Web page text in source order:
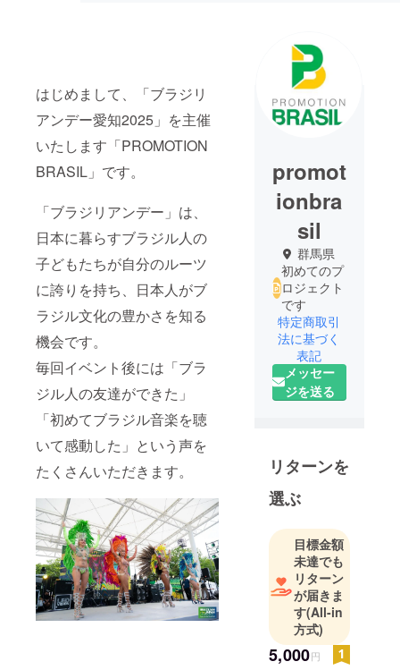
はじめまして、「ブラジリ
アンデー愛知2025」を主催
いたします「PROMOTION
BRASIL」です。
「ブラジリアンデー」は、
日本に暮らすブラジル人の
子どもたちが自分のルーツ
に誇りを持ち、日本人がブ
ラジル文化の豊かさを知る
機会です。
毎回イベント後には「ブラ
ジル人の友達ができた」
「初めてブラジル音楽を聴
いて感動した」という声を
たくさんいただきます。
promot
ionbra
sil
群馬県
初めてのプ
ロジェクト
です
特定商取引
法に基づく
表記
メッセー
ジを送る
リターンを
選ぶ
目標金額
未達でも
リターン
が届きま
す(All-in
方式)
5,000円